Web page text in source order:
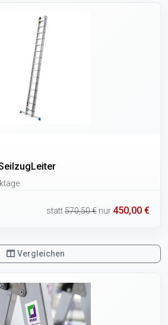
statt570,50 € nur 450,00 €
Vergleichen